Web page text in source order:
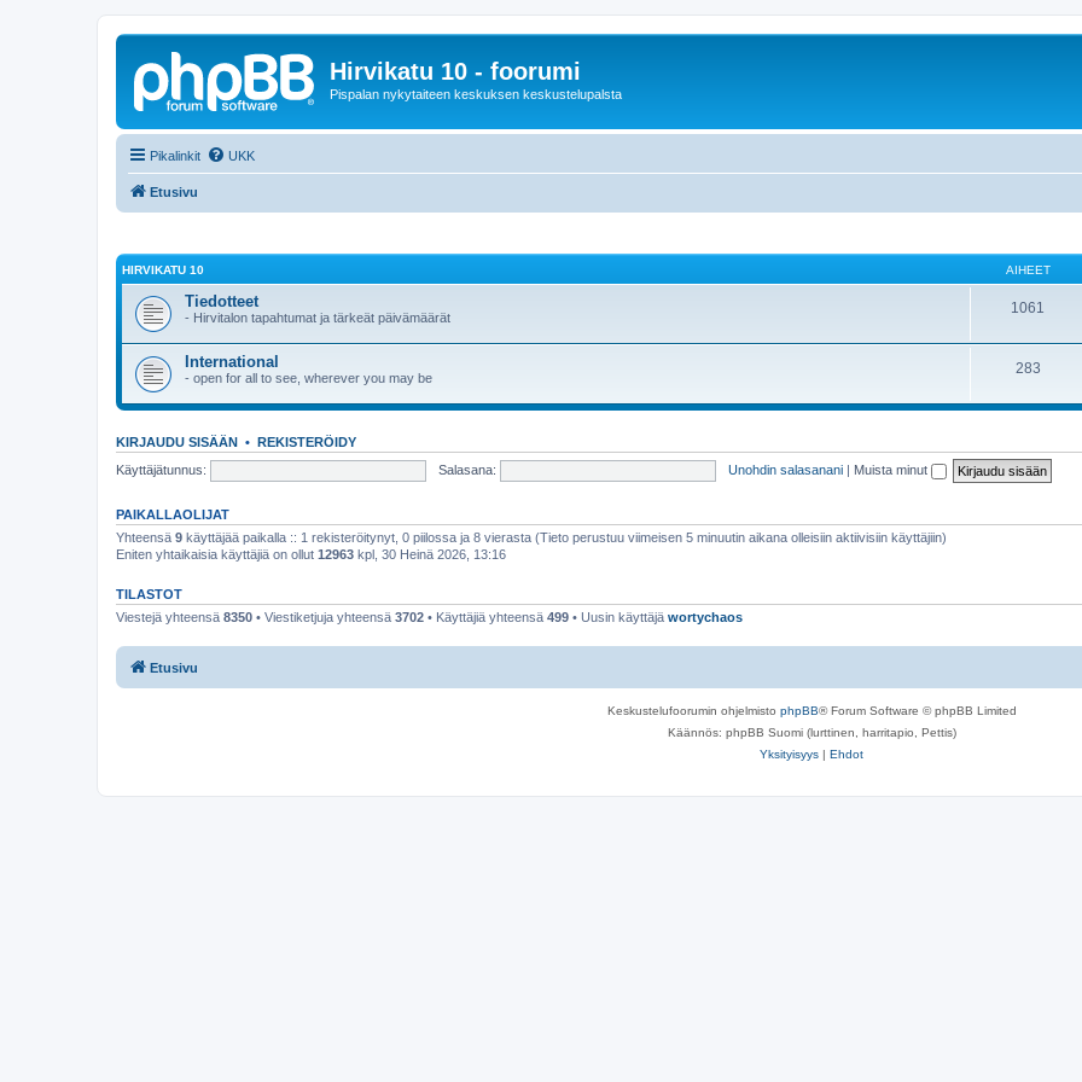
Hirvikatu 10 - foorumi
Pispalan nykytaiteen keskuksen keskustelupalsta
Pikalinkit UKK
Etusivu
HIRVIKATU 10 AIHEET
Tiedotteet
- Hirvitalon tapahtumat ja tärkeät päivämäärät
1061
International
- open for all to see, wherever you may be
283
KIRJAUDU SISÄÄN • REKISTERÖIDY
Käyttäjätunnus:
Salasana: Unohdin salasanani | Muista minut
PAIKALLAOLIJAT
Yhteensä 9 käyttäjää paikalla :: 1 rekisteröitynyt, 0 piilossa ja 8 vierasta (Tieto perustuu viimeisen 5 minuutin aikana olleisiin aktiivisiin käyttäjiin)
Eniten yhtaikaisia käyttäjiä on ollut 12963 kpl, 30 Heinä 2026, 13:16
TILASTOT
Viestejä yhteensä 8350 • Viestiketjuja yhteensä 3702 • Käyttäjiä yhteensä 499 • Uusin käyttäjä wortychaos
Etusivu
Keskustelufoorumin ohjelmisto phpBB® Forum Software © phpBB Limited
Käännös: phpBB Suomi (lurttinen, harritapio, Pettis)
Yksityisyys | Ehdot